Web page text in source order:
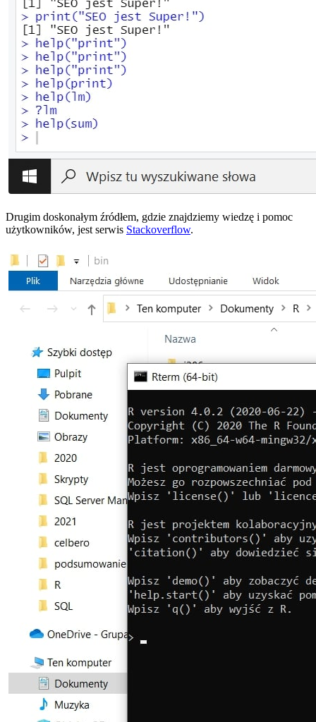
Drugim doskonałym źródłem, gdzie znajdziemy wiedzę i pomoc
użytkowników, jest serwis Stackoverflow.